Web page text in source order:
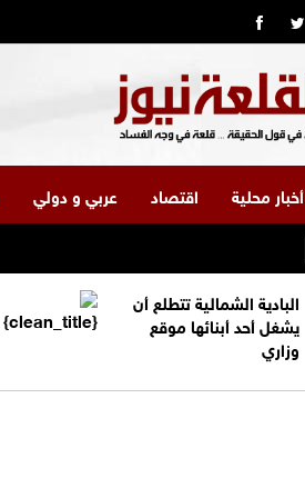
أخبار محلية اقتصاد عربي و دولي
البادية الشمالية تتطلع أن
يشغل أحد أبنائها موقع
وزاري